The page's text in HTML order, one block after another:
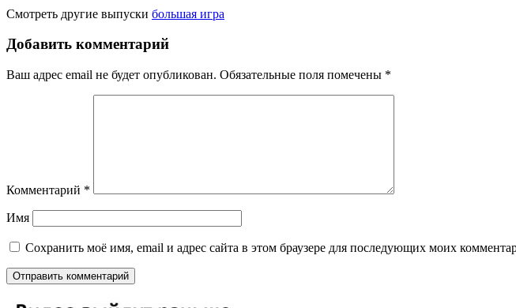
Смотреть другие выпуски большая игра
Добавить комментарий
Ваш адрес email не будет опубликован. Обязательные поля помечены *
Комментарий *
Имя
Сохранить моё имя, email и адрес сайта в этом браузере для последующих моих